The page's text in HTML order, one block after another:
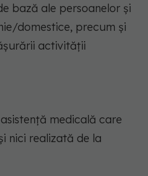
bază ale persoanelor și
domestice, precum și
activității
medicală care
nici realizată de la